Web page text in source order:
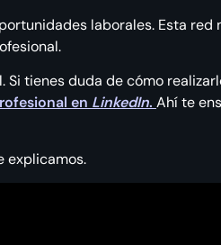
laborales. Esta red
Si tienes duda de cómo
en LinkedIn. Ahí te
explicamos.